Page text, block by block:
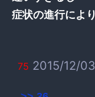
症状の進行によ
75 2015/12/